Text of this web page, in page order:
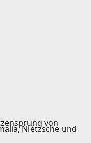
von
Nietzsche und